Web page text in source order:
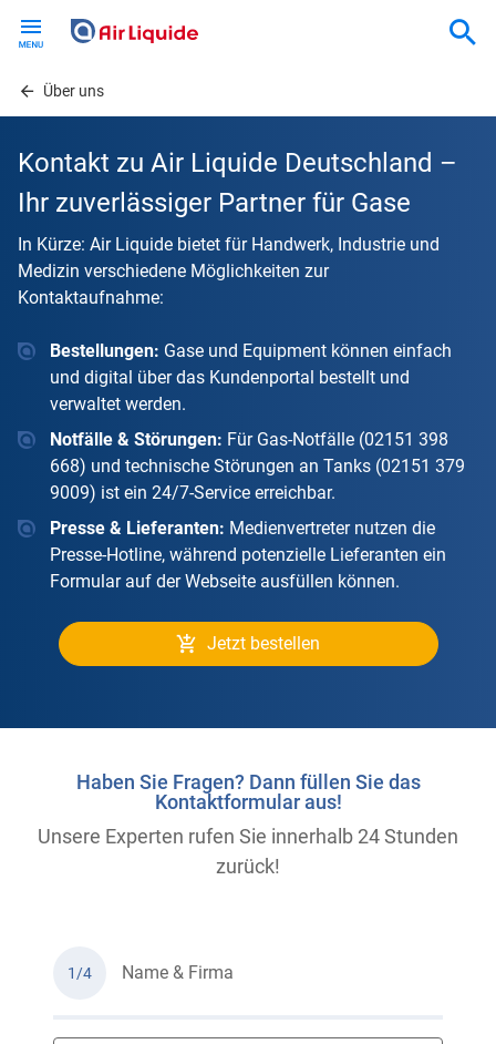
contentÜber uns
Kontakt zu Air Liquide Deutschland –
Ihr zuverlässiger Partner für Gase
In Kürze: Air Liquide bietet für Handwerk, Industrie und
Medizin verschiedene Möglichkeiten zur
Kontaktaufnahme:
Bestellungen: Gase und Equipment können einfach
und digital über das Kundenportal bestellt und
verwaltet werden.
Notfälle & Störungen: Für Gas-Notfälle (02151 398
668) und technische Störungen an Tanks (02151 379
9009) ist ein 24/7-Service erreichbar.
Presse & Lieferanten: Medienvertreter nutzen die
Presse-Hotline, während potenzielle Lieferanten ein
Formular auf der Webseite ausfüllen können.
Jetzt bestellen
Haben Sie Fragen? Dann füllen Sie das
Kontaktformular aus!
Unsere Experten rufen Sie innerhalb 24 Stunden
zurück!
1/4 Name & Firma